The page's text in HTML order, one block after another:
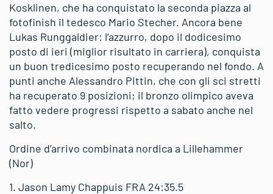
Kosklinen, che ha conquistato la seconda piazza al
fotofinish il tedesco Mario Stecher. Ancora bene
Lukas Runggaldier: l’azzurro, dopo il dodicesimo
posto di ieri (miglior risultato in carriera), conquista
un buon tredicesimo posto recuperando nel fondo. A
punti anche Alessandro Pittin, che con gli sci stretti
ha recuperato 9 posizioni; il bronzo olimpico aveva
fatto vedere progressi rispetto a sabato anche nel
salto.
Ordine d’arrivo combinata nordica a Lillehammer
(Nor)
1. Jason Lamy Chappuis FRA 24:35.5